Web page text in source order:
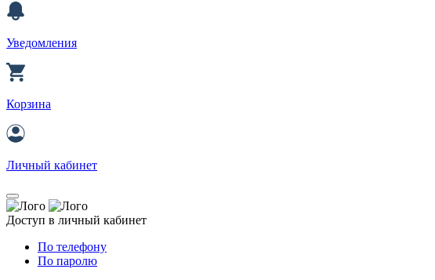
Уведомления
Корзина
Личный кабинет
Доступ в личный кабинет
По телефону
По паролю